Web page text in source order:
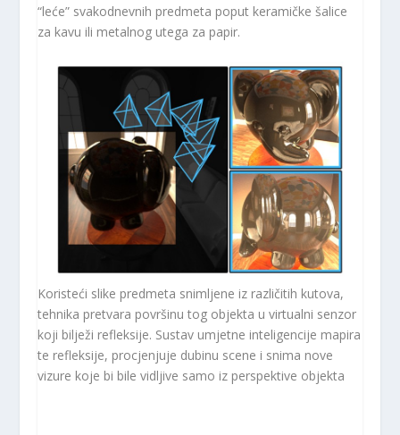
“leće” svakodnevnih predmeta poput keramičke šalice
za kavu ili metalnog utega za papir.
Koristeći slike predmeta snimljene iz različitih kutova,
tehnika pretvara površinu tog objekta u virtualni senzor
koji bilježi refleksije. Sustav umjetne inteligencije mapira
te refleksije, procjenjuje dubinu scene i snima nove
vizure koje bi bile vidljive samo iz perspektive objekta